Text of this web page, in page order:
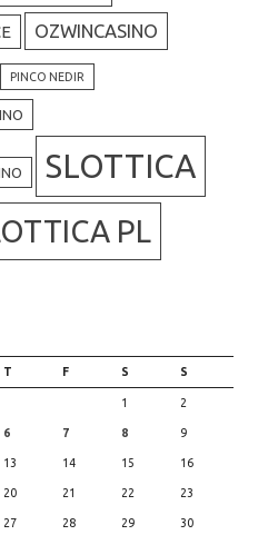
OZWINCASINO
PINCO NEDIR
SLOTTICA
PL
T F S S
1 2
6 7 8 9
13 14 15 16
20 21 22 23
27 28 29 30